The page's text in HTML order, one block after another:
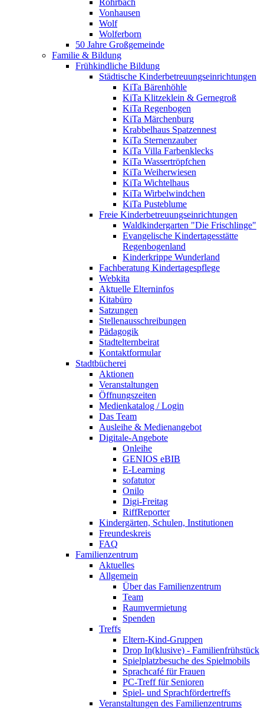
Rohrbach
Vonhausen
Wolf
Wolferborn
50 Jahre Großgemeinde
Familie & Bildung
Frühkindliche Bildung
Städtische Kinderbetreuungseinrichtungen
KiTa Bärenhöhle
KiTa Klitzeklein & Gernegroß
KiTa Regenbogen
KiTa Märchenburg
Krabbelhaus Spatzennest
KiTa Sternenzauber
KiTa Villa Farbenklecks
KiTa Wassertröpfchen
KiTa Weiherwiesen
KiTa Wichtelhaus
KiTa Wirbelwindchen
KiTa Pusteblume
Freie Kinderbetreuungseinrichtungen
Waldkindergarten "Die Frischlinge"
Evangelische Kindertagesstätte
Regenbogenland
Kinderkrippe Wunderland
Fachberatung Kindertagespflege
Webkita
Aktuelle Elterninfos
Kitabüro
Satzungen
Stellenausschreibungen
Pädagogik
Stadtelternbeirat
Kontaktformular
Stadtbücherei
Aktionen
Veranstaltungen
Öffnungszeiten
Medienkatalog / Login
Das Team
Ausleihe & Medienangebot
Digitale-Angebote
Onleihe
GENIOS eBIB
E-Learning
sofatutor
Onilo
Digi-Freitag
RiffReporter
Kindergärten, Schulen, Institutionen
Freundeskreis
FAQ
Familienzentrum
Aktuelles
Allgemein
Über das Familienzentrum
Team
Raumvermietung
Spenden
Treffs
Eltern-Kind-Gruppen
Drop In(klusive) - Familienfrühstück
Spielplatzbesuche des Spielmobils
Sprachcafé für Frauen
PC-Treff für Senioren
Spiel- und Sprachfördertreffs
Veranstaltungen des Familienzentrums